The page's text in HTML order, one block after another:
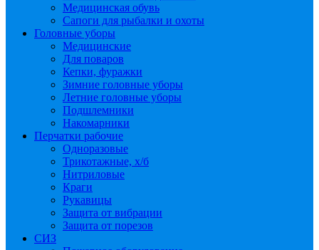
Медицинская обувь
Сапоги для рыбалки и охоты
Головные уборы
Медицинские
Для поваров
Кепки, фуражки
Зимние головные уборы
Летние головные уборы
Подшлемники
Накомарники
Перчатки рабочие
Одноразовые
Трикотажные, х/б
Нитриловые
Краги
Рукавицы
Защита от вибрации
Защита от порезов
СИЗ